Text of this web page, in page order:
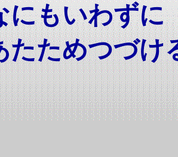
にもいわず
たためつづ